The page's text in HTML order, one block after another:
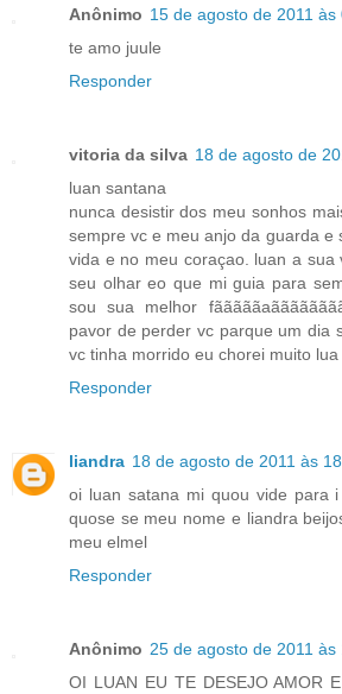
Anônimo 15 de agosto de 2011 às
te amo juule
Responder
vitoria da silva 18 de agosto de
luan santana
nunca desistir dos meu sonhos
sempre vc e meu anjo da guarda e
vida e no meu coraçao. luan a
seu olhar eo que mi guia para
sou sua melhor
pavor de perder vc parque um dia
vc tinha morrido eu chorei muito lua
Responder
liandra 18 de agosto de 2011 às
oi luan satana mi quou vide para
quose se meu nome e liandra
meu elmel
Responder
Anônimo 25 de agosto de 2011 às
OI LUAN EU TE DESEJO AMOR